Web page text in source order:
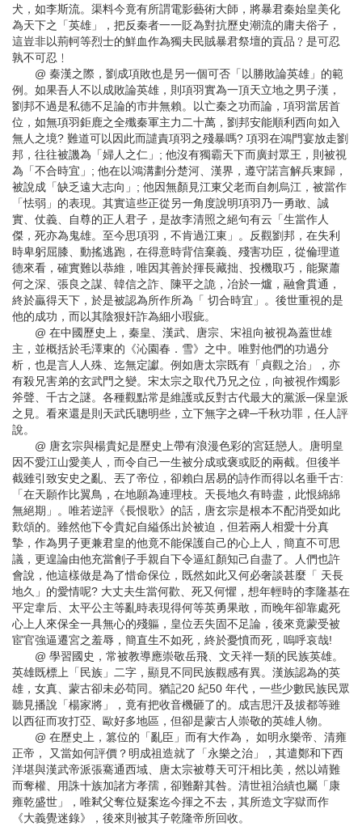
犬，如李斯流。渠料今竟有所謂電影藝術大師，將暴君秦始皇美化
為天下之「英雄」，把反秦者一一貶為對抗歷史潮流的庸夫俗子，
這豈非以荊軻等烈士的鮮血作為獨夫民賊暴君祭壇的貢品﹖是可忍
孰不可忍﹗
@ 秦漢之際，劉成項敗也是另一個可否「以勝敗論英雄」的範
例。如果吾人不以成敗論英雄，則項羽實為一頂天立地之男子漢，
劉邦不過是私德不足論的市井無賴。以亡秦之功而論，項羽當居首
位，如無項羽鉅鹿之全殲秦軍主力二十萬，劉邦安能順利西向如入
無人之境? 難道可以因此而譴責項羽之殘暴嗎? 項羽在鴻門宴放走劉
邦，往往被譏為「婦人之仁」; 他沒有獨霸天下而廣封眾王，則被視
為「不合時宜」; 他在以鴻溝劃分楚河、漢界，遵守諾言解兵東歸，
被說成「缺乏遠大志向」; 他因無顏見江東父老而自刎烏江，被當作
「怯弱」的表現。其實這些正從另一角度說明項羽乃一勇敢、誠
實、仗義、自尊的正人君子，是故李清照之絕句有云「生當作人
傑，死亦為鬼雄。至今思項羽，不肯過江東」。反觀劉邦，在失利
時卑躬屈膝、動搖逃跑，在得意時背信棄義、殘害功臣，從倫理道
德來看，確實難以恭維，唯因其善於揮長藏拙、投機取巧，能聚蕭
何之深、張良之謀、韓信之詐、陳平之詭，冶於一爐，融會貫通，
終於贏得天下，於是被認為所作所為「 切合時宜」。後世重視的是
他的成功，而以其陰狠奸詐為細小瑕疵。
@ 在中國歷史上，秦皇、漢武、唐宗、宋祖向被視為蓋世雄
主，並概括於毛澤東的《沁園春．雪》之中。唯對他們的功過分
析，也是言人人殊、迄無定讞。例如唐太宗既有「貞觀之治」，亦
有殺兄害弟的玄武門之變。宋太宗之取代乃兄之位，向被視作燭影
斧聲、千古之謎。各種觀點常是維護或反對古代最大的黨派─保皇派
之見。看來還是則天武氏聰明些，立下無字之碑─千秋功罪，任人評
說。
@ 唐玄宗與楊貴妃是歷史上帶有浪漫色彩的宮廷戀人。唐明皇
因不愛江山愛美人，而令自己一生被分成或褒或貶的兩截。但後半
截雖引致安史之亂、丟了帝位，卻賴白居易的詩作而得以名垂千古:
「在天願作比翼鳥，在地願為連理枝。天長地久有時盡，此恨綿綿
無絕期」。唯若逆評《長恨歌》的話，唐玄宗是根本不配消受如此
歎頌的。雖然他下令貴妃自縊係出於被迫，但若兩人相愛十分真
摯，作為男子更兼君皇的他竟不能保護自己的心上人，簡直不可思
議，更遑論由他充當劊子手親自下令逼紅顏知己自盡了。人們也許
會說，他這樣做是為了惜命保位，既然如此又何必奢談甚麼「 天長
地久」的愛情呢? 大丈夫生當何歡、死又何懼，想年輕時的李隆基在
平定韋后、太平公主等亂時表現得何等英勇果敢，而晚年卻靠處死
心上人來保全一具無心的殘軀，皇位丟失固不足論，後來竟蒙受被
宦官強逼遷宮之羞辱，簡直生不如死，終於憂憤而死，嗚呼哀哉!
@ 學習國史，常被教導應崇敬岳飛、文天祥一類的民族英雄。
英雄既標上「民族」二字，顯見不同民族觀感有異。漢族認為的英
雄，女真、蒙古卻未必苟同。猶記20 紀50 年代，一些少數民族民眾
聽見播說「楊家將」，竟有把收音機砸了的。成吉思汗及拔都等雖
以西征而攻打亞、歐好多地區，但卻是蒙古人崇敬的英雄人物。
@ 在歷史上，篡位的「亂臣」而有大作為， 如明永樂帝、清雍
正帝， 又當如何評價？明成祖造就了「永樂之治」，其遣鄭和下西
洋堪與漢武帝派張騫通西域、唐太宗被尊天可汗相比美，然以靖難
而奪權、用誅十族加諸方孝孺，卻難辭其咎。清世祖治績也屬「康
雍乾盛世」，唯弒父奪位疑案迄今揮之不去，其所造文字獄而作
《大義覺迷錄》，後來則被其子乾隆帝所回收。